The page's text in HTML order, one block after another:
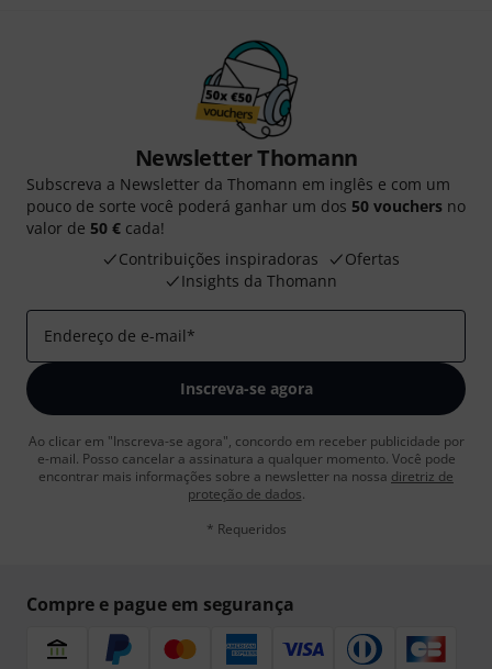
Newsletter Thomann
Subscreva a Newsletter da Thomann em inglês e com um
pouco de sorte você poderá ganhar um dos 50 vouchers no
valor de 50 € cada!
Contribuições inspiradoras
Ofertas
Insights da Thomann
Endereço de e-mail*
Inscreva-se agora
Ao clicar em "Inscreva-se agora", concordo em receber publicidade por
e-mail. Posso cancelar a assinatura a qualquer momento. Você pode
encontrar mais informações sobre a newsletter na nossa diretriz de
proteção de dados.
* Requeridos
Compre e pague em segurança